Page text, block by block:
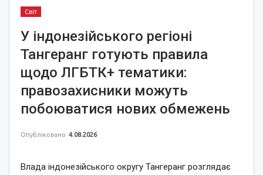
Світ
У індонезійського регіоні
Тангеранг готують правила
щодо ЛГБТК+ тематики:
правозахисники можуть
побоюватися нових обмежень
Опубліковано 4.08.2026
Влада індонезійського округу Тангеранг розглядає